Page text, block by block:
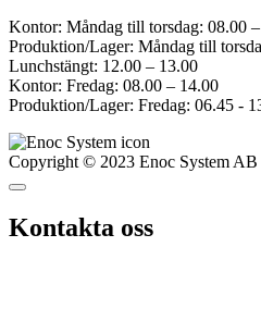
Kontor: Måndag till torsdag: 08.00
Produktion/Lager: Måndag till
Lunchstängt: 12.00 – 13.00
Kontor: Fredag: 08.00 – 14.00
Produktion/Lager: Fredag: 06.45 -
Copyright © 2023 Enoc System AB
Kontakta oss